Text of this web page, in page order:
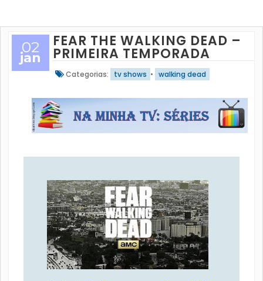
02
jan
FEAR THE WALKING DEAD –
PRIMEIRA TEMPORADA
Categorias: tv shows • walking dead